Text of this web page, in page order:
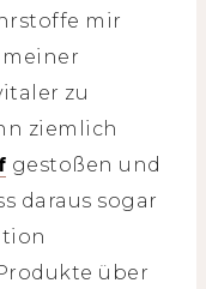
mir
zu
ziemlich
gestoßen und
daraus sogar
über